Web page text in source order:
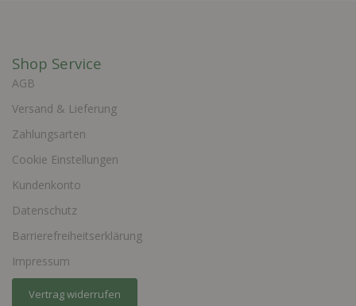
Shop Service
AGB
Versand & Lieferung
Zahlungsarten
Cookie Einstellungen
Kundenkonto
Datenschutz
Barrierefreiheitserklärung
Impressum
Vertrag widerrufen